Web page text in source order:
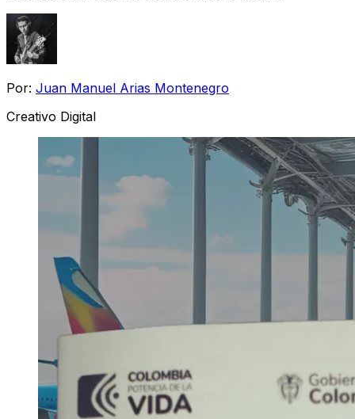
Por: Juan Manuel Arias Montenegro
Creativo Digital